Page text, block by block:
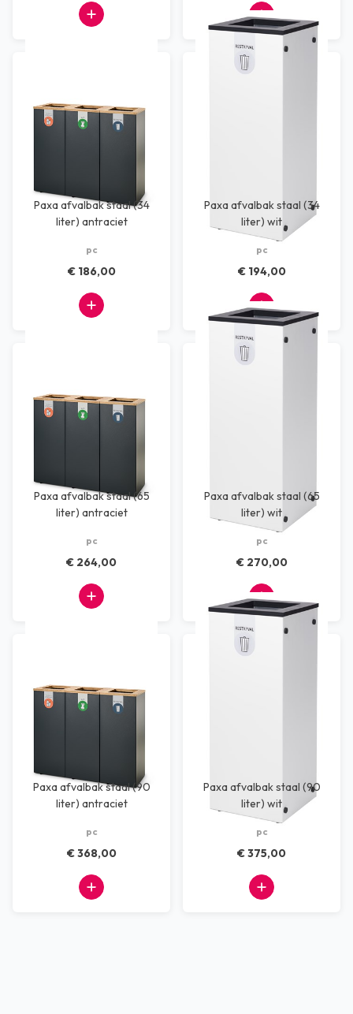
Paxa afvalbak staal (34
liter) antraciet
pc
€ 186,00
Paxa afvalbak staal (34
liter) wit
pc
€ 194,00
Paxa afvalbak staal (65
liter) antraciet
pc
€ 264,00
Paxa afvalbak staal (65
liter) wit
pc
€ 270,00
Paxa afvalbak staal (90
liter) antraciet
pc
€ 368,00
Paxa afvalbak staal (90
liter) wit
pc
€ 375,00